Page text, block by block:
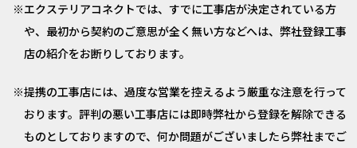
エクステリアコネクトでは、すでに工事店が決定されている方
や、最初から契約のご意思が全く無い方などへは、弊社登録工事
店の紹介をお断りしております。
提携の工事店には、過度な営業を控えるよう厳重な注意を行って
おります。評判の悪い工事店には即時弊社から登録を解除できる
ものとしておりますので、何か問題がございましたら弊社までご